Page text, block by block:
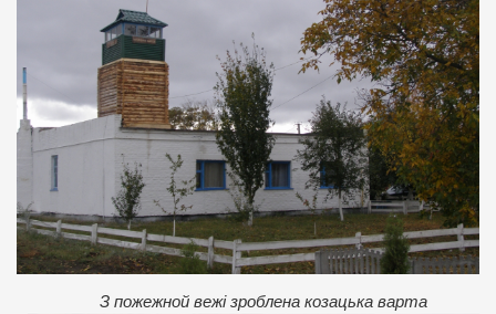
З пожежной вежі зроблена козацька варта